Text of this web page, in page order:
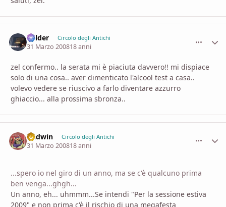
Balder Circolo degli Antichi
31 Marzo 200818 anni
zel confermo.. la serata mi è piaciuta davvero!! mi dispiace
solo di una cosa.. aver dimenticato l'alcool test a casa..
volevo vedere se riuscivo a farlo diventare azzurro
ghiaccio... alla prossima sbronza..
Gadwin Circolo degli Antichi
31 Marzo 200818 anni
...spero io nel giro di un anno, ma se c'è qualcuno prima
ben venga...ghgh...
Un anno, eh... uhmmm...Se intendi "Per la sessione estiva
2009" e non prima c'è il rischio di una megafesta